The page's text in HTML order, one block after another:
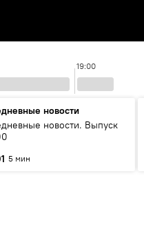
19:00
новости
новости. Выпуск
5 мин